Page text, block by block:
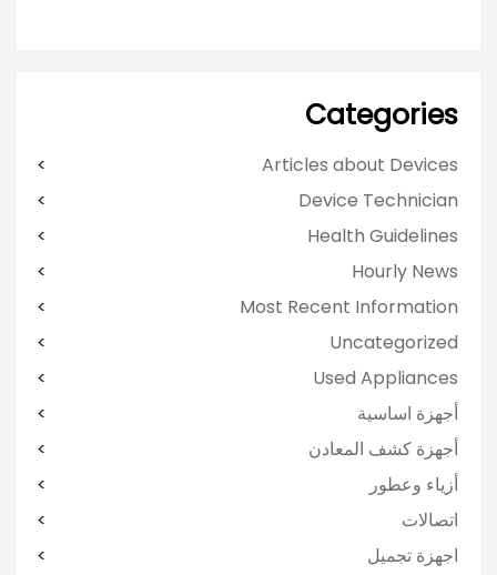
Categories
Articles about Devices
Device Technician
Health Guidelines
Hourly News
Most Recent Information
Uncategorized
Used Appliances
أجهزة اساسية
أجهزة كشف المعادن
أزياء وعطور
اتصالات
اجهزة تجميل